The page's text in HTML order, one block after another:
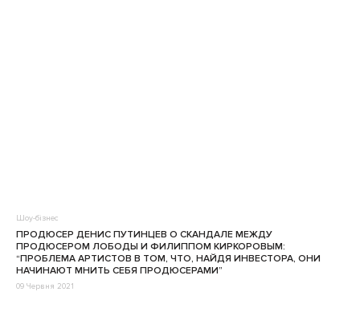
Шоу-бізнес
ПРОДЮСЕР ДЕНИС ПУТИНЦЕВ О СКАНДАЛЕ МЕЖДУ
ПРОДЮСЕРОМ ЛОБОДЫ И ФИЛИППОМ КИРКОРОВЫМ:
“ПРОБЛЕМА АРТИСТОВ В ТОМ, ЧТО, НАЙДЯ ИНВЕСТОРА, ОНИ
НАЧИНАЮТ МНИТЬ СЕБЯ ПРОДЮСЕРАМИ”
09 Червня 2021